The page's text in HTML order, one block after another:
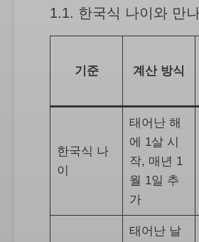
1.1. 한국식 나이와 만
기준 계산 방식
한국식 나
이
태어난 해
에 1살 시
작, 매년 1
월 1일 추
가
태어난 날